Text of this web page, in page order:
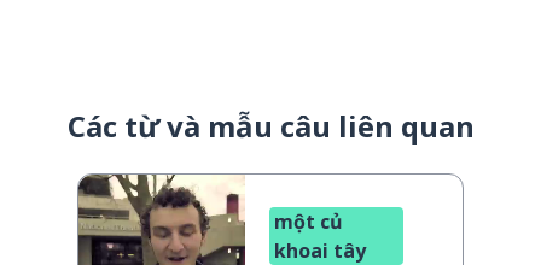
Các từ và mẫu câu liên quan
một củ
khoai tây